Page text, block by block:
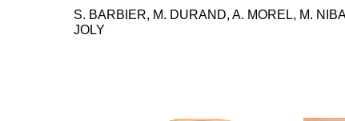
S. BARBIER, M. DURAND, A. MOREL, M.
JOLY